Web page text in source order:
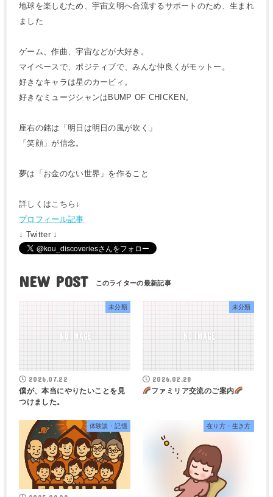
地球を楽しむため、宇宙文明へ合流するサポートのため、生まれ
ました
ゲーム、作曲、宇宙などが大好き。
マイペースで、ポジティブで、みんな仲良くがモットー。
好きなキャラは星のカービィ。
好きなミュージシャンはBUMP OF CHICKEN。
座右の銘は「明日は明日の風が吹く」
「笑顔」が信念。
夢は「お金のない世界」を作ること
詳しくはこちら↓
プロフィール記事
↓ Twitter ↓
NEW POST
未分類
2026.07.22
僕が、本当にやりたいことを見
つけました。
未分類
2026.02.28
ファミリア交流のご案内
体験談・記憶 在り方・生き方